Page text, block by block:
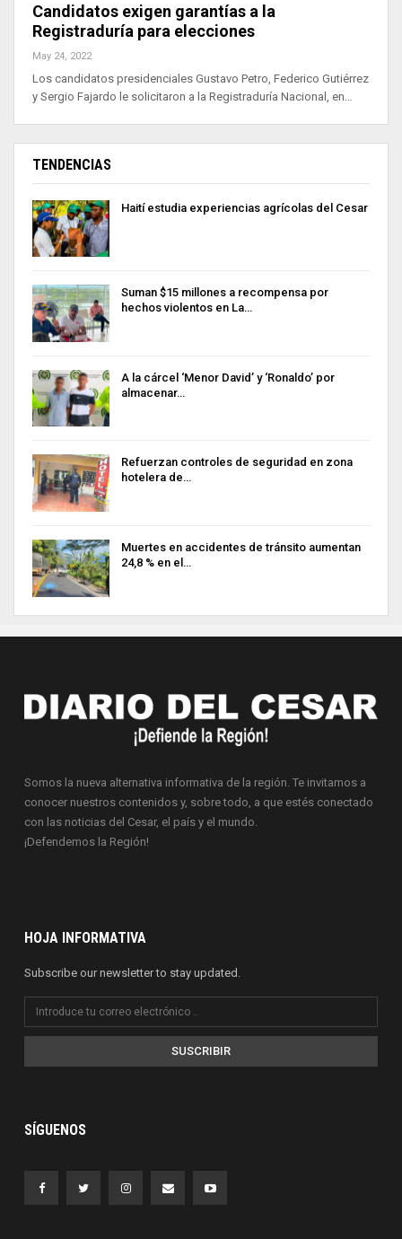
Candidatos exigen garantías a la
Registraduría para elecciones
May 24, 2022
Los candidatos presidenciales Gustavo Petro, Federico Gutiérrez
y Sergio Fajardo le solicitaron a la Registraduría Nacional, en…
TENDENCIAS
Haití estudia experiencias agrícolas del Cesar
Suman $15 millones a recompensa por
hechos violentos en La…
A la cárcel ‘Menor David’ y ‘Ronaldo’ por
almacenar…
Refuerzan controles de seguridad en zona
hotelera de…
Muertes en accidentes de tránsito aumentan
24,8 % en el…
Somos la nueva alternativa informativa de la región. Te invitamos a
conocer nuestros contenidos y, sobre todo, a que estés conectado
con las noticias del Cesar, el país y el mundo.
¡Defendemos la Región!
HOJA INFORMATIVA
Subscribe our newsletter to stay updated.
SUSCRIBIR
SÍGUENOS